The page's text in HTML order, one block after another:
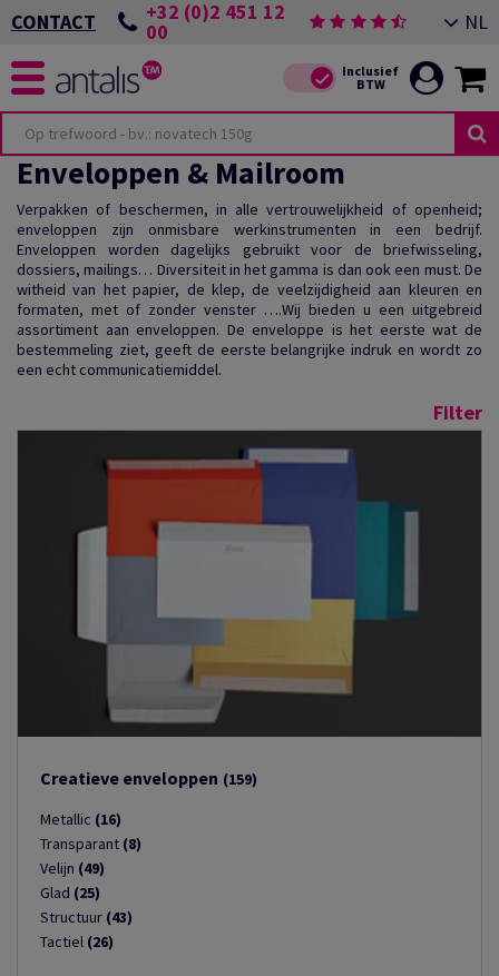
CONTACT +32 (0)2 451 12
00 NL
Enveloppen & Mailroom
Verpakken of beschermen, in alle vertrouwelijkheid of openheid;
enveloppen zijn onmisbare werkinstrumenten in een bedrijf.
Enveloppen worden dagelijks gebruikt voor de briefwisseling,
dossiers, mailings… Diversiteit in het gamma is dan ook een must. De
witheid van het papier, de klep, de veelzijdigheid aan kleuren en
formaten, met of zonder venster ….Wij bieden u een uitgebreid
assortiment aan enveloppen. De enveloppe is het eerste wat de
bestemmeling ziet, geeft de eerste belangrijke indruk en wordt zo
een echt communicatiemiddel.
Filter
Creatieve enveloppen (159)
Metallic (16)
Transparant (8)
Velijn (49)
Glad (25)
Structuur (43)
Tactiel (26)